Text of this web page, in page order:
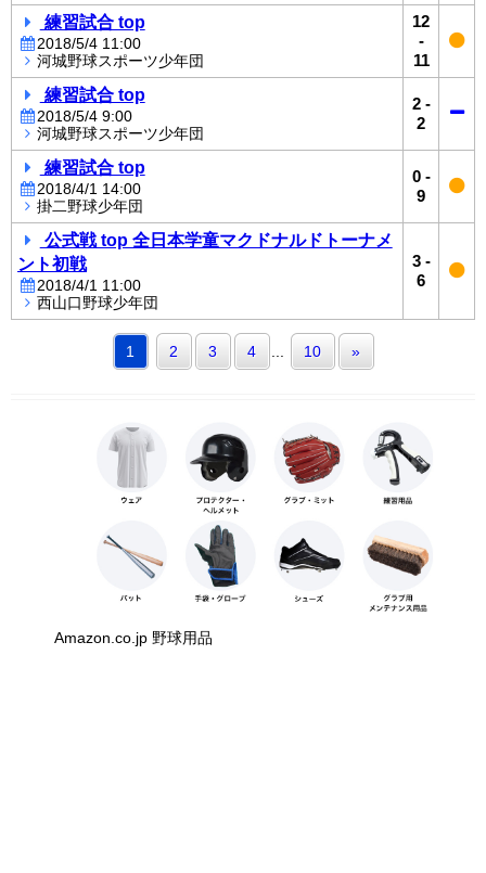
練習試合 top
2018/5/4 11:00
河城野球スポーツ少年団
12
-
11
練習試合 top
2018/5/4 9:00
河城野球スポーツ少年団
2-
2
練習試合 top
2018/4/1 14:00
掛二野球少年団
0-
9
公式戦 top 全日本学童マクドナルドトーナメ
ント初戦
2018/4/1 11:00
西山口野球少年団
3-
6
1 2 3 4 ... 10 »
Amazon.co.jp 野球用品